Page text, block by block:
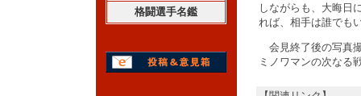
格闘選手名鑑
しながらも、大晦日
れば、相手は誰でも
会見終了後の写真
ミノワマンの次なる